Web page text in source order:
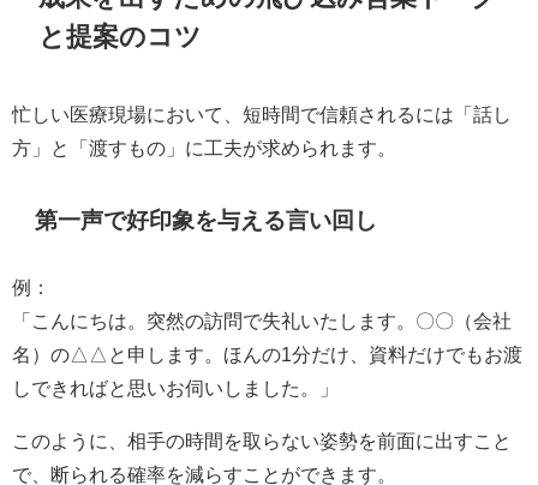
と提案のコツ
忙しい医療現場において、短時間で信頼されるには「話し
方」と「渡すもの」に工夫が求められます。
第一声で好印象を与える言い回し
例：
「こんにちは。突然の訪問で失礼いたします。〇〇（会社
名）の△△と申します。ほんの1分だけ、資料だけでもお渡
しできればと思いお伺いしました。」
このように、相手の時間を取らない姿勢を前面に出すこと
で、断られる確率を減らすことができます。